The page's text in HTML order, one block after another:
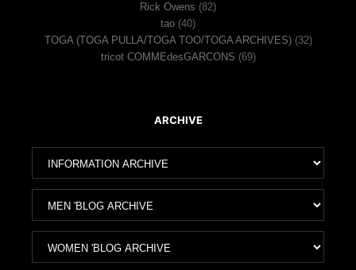
Rick Owens (82)
tao (40)
TOGA (TOGA PULLA/TOGA TOO/TOGA ARCHIVES)(32)
tricot COMMEdesGARCONS (69)
ARCHIVE
カ
ブ
カ
ブ